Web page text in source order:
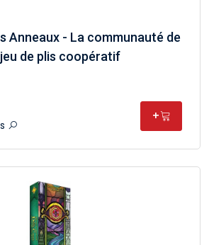
Anneaux - La communauté de
de plis coopératif
+